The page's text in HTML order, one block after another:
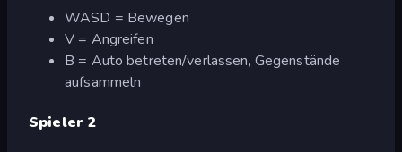
WASD = Bewegen
V = Angreifen
B = Auto betreten/verlassen, Gegenstände
aufsammeln
Spieler 2